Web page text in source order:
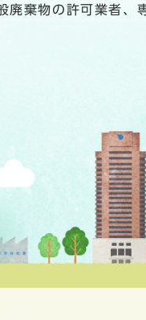
棄物の許可業者、